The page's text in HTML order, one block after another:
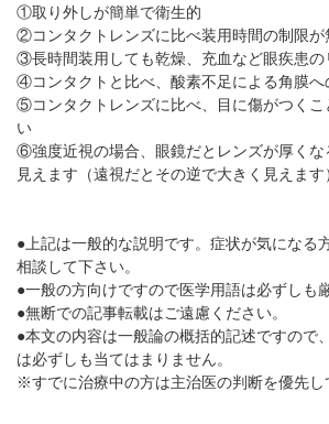
①取り外しが簡単で衛生的
②コンタクトレンズに比べ装用時間の制限が
③長時間装用しても乾燥、充血など眼疾患の
④コンタクトと比べ、酸素不足による角膜へ
⑤コンタクトレンズに比べ、目に傷がつくこ
い
⑥強度近視の場合、眼鏡だとレンズが厚くな
見えます（遠視だとその逆で大きく見えます
●上記は一般的な説明です。症状が気になる
相談して下さい。
●一般の方向けですので医学用語は必ずしも
●無断での記事転載はご遠慮ください。
●本文の内容は一般論の概括的記述ですので
は必ずしも当てはまりません。
※すでに治療中の方は主治医の判断を優先し